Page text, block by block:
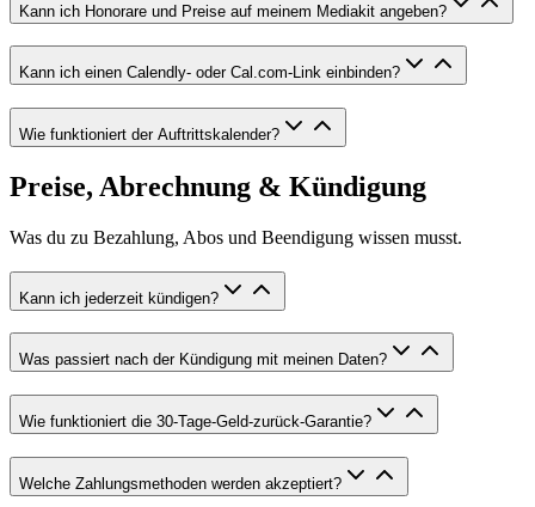
Kann ich Honorare und Preise auf meinem Mediakit angeben?
Kann ich einen Calendly- oder Cal.com-Link einbinden?
Wie funktioniert der Auftrittskalender?
Preise, Abrechnung & Kündigung
Was du zu Bezahlung, Abos und Beendigung wissen musst.
Kann ich jederzeit kündigen?
Was passiert nach der Kündigung mit meinen Daten?
Wie funktioniert die 30-Tage-Geld-zurück-Garantie?
Welche Zahlungsmethoden werden akzeptiert?